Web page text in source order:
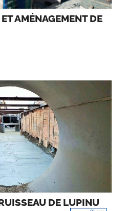
AMÉNAGEMENT DE
DE LUPINU